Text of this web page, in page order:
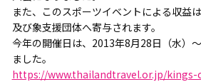
また、このスポーツイベントによる収益
及び象支援団体へ寄与されます。
今年の開催日は、2013年8月28日（水）
ました。
https://www.thailandtravel.or.jp/